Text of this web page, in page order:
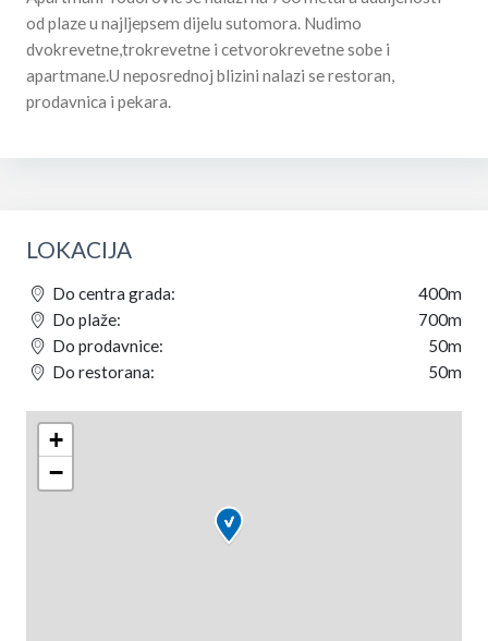
od plaze u najljepsem dijelu sutomora. Nudimo
dvokrevetne,trokrevetne i cetvorokrevetne sobe i
apartmane.U neposrednoj blizini nalazi se restoran,
prodavnica i pekara.
LOKACIJA
Do centra grada:
400m
Do plaže:
700m
Do prodavnice:
50m
Do restorana:
50m
+
−